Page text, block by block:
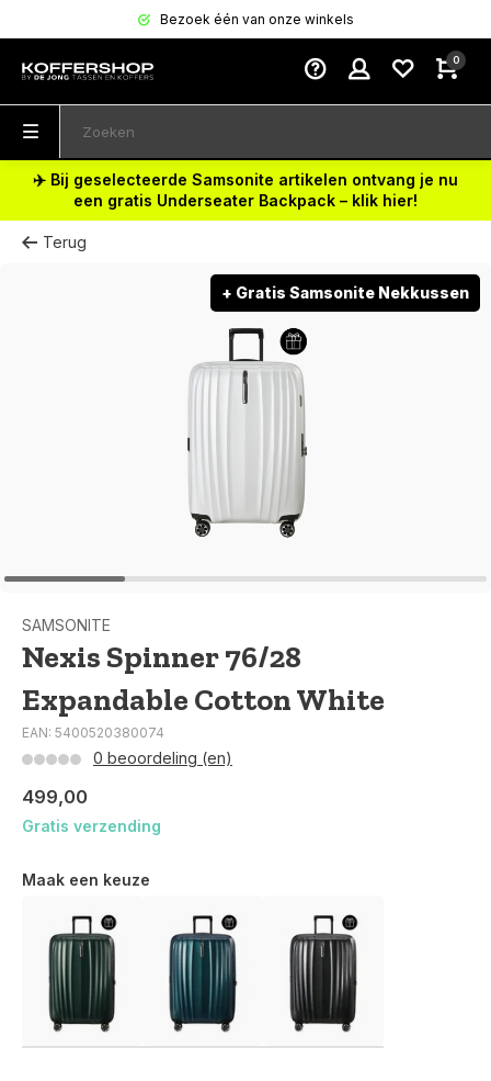
Bezoek één van onze winkels
0
✈️ Bij geselecteerde Samsonite artikelen ontvang je nu
een gratis Underseater Backpack – klik hier!
Terug
+ Gratis Samsonite Nekkussen
SAMSONITE
Nexis Spinner 76/28
Expandable Cotton White
EAN: 5400520380074
0 beoordeling (en)
499,00
Gratis verzending
Maak een keuze